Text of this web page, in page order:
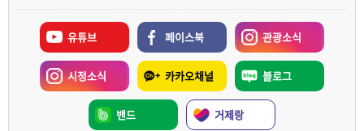
유튜브 페이스북 관광소식
시정소식 카카오채널 블로그
밴드 거제랑